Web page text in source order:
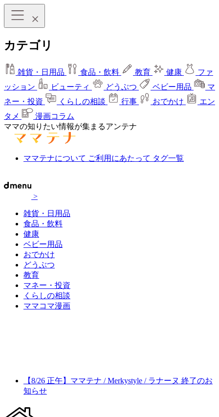
カテゴリ
雑貨・日用品 食品・飲料 教育 健康
ファ
ッション
ビューティ どうぶつ ベビー用品
マ
ネー・投資
くらしの相談 行事 おでかけ
エン
タメ
漫画コラム
ママの知りたい情報が集まるアンテナ
ママテナについて ご利用にあたって タグ一覧
>
雑貨・日用品
食品・飲料
健康
ベビー用品
おでかけ
どうぶつ
教育
マネー・投資
くらしの相談
ママコマ漫画
【8/26 正午】ママテナ / Merkystyle / ラナーヌ 終了のお
知らせ